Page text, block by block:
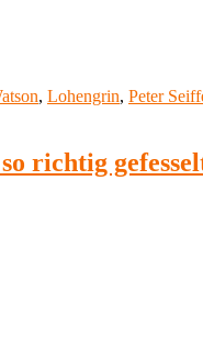
, Lohengrin, Peter
richtig